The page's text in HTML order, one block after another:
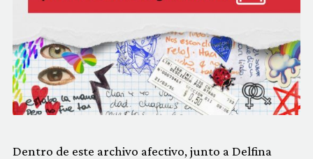
Dentro de este archivo afectivo, junto a Delfina